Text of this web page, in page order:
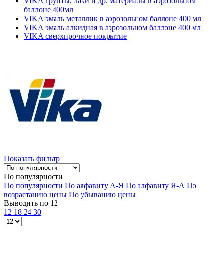
баллоне 400мл
VIKA эмаль металлик в аэрозольном баллоне 400 мл
VIKA эмаль алкидная в аэрозольном баллоне 400 мл
VIKA сверхпрочное покрытие
Показать фильтр
По популярности
По популярности По алфавиту А-Я По алфавиту Я-А По
возрастанию цены По убыванию цены
Выводить по 12
12 18 24 30